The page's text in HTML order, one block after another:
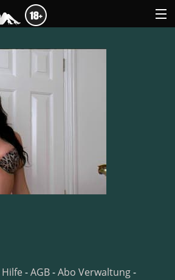
Hilfe-AGB-Abo Verwaltung-